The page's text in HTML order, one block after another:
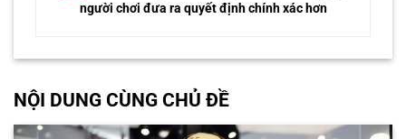
người chơi đưa ra quyết định chính xác hơn
NỘI DUNG CÙNG CHỦ ĐỀ